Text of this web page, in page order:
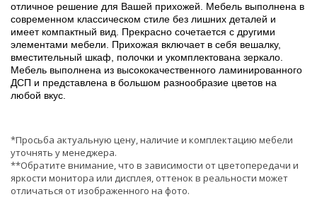
отличное решение для Вашей прихожей. Мебель выполнена в
современном классическом стиле без лишних деталей и
имеет компактный вид. Прекрасно сочетается с другими
элементами мебели. Прихожая включает в себя вешалку,
вместительный шкаф, полочки и укомплектована зеркало.
Мебель выполнена из высококачественного ламинированного
ДСП и представлена в большом разнообразие цветов на
любой вкус.
*Просьба актуальную цену, наличие и комплектацию мебели
уточнять у менеджера.
**Обратите внимание, что в зависимости от цветопередачи и
яркости монитора или дисплея, оттенок в реальности может
отличаться от изображенного на фото.